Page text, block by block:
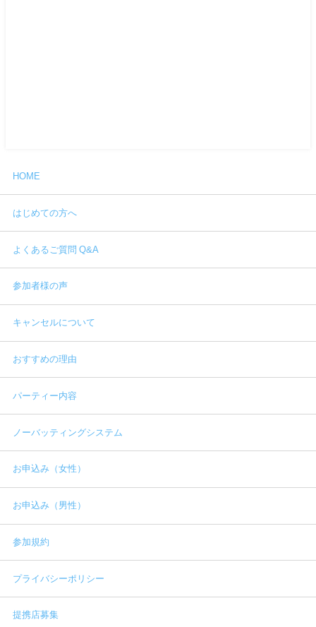
HOME
はじめての方へ
よくあるご質問 Q&A
参加者様の声
キャンセルについて
おすすめの理由
パーティー内容
ノーバッティングシステム
お申込み（女性）
お申込み（男性）
参加規約
プライバシーポリシー
提携店募集